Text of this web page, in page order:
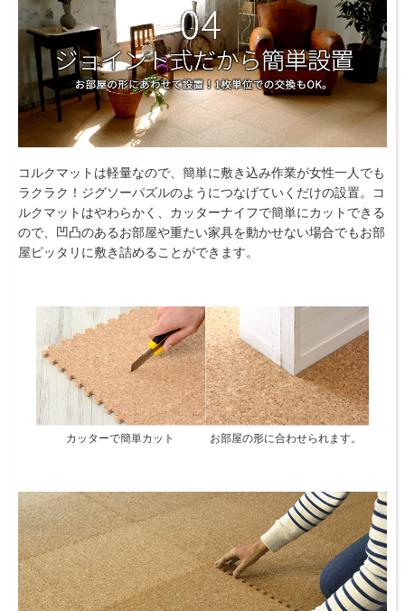
コルクマットは軽量なので、簡単に敷き込み作業が女性一人でも
ラクラク！ジグソーパズルのようにつなげていくだけの設置。コ
ルクマットはやわらかく、カッターナイフで簡単にカットできる
ので、凹凸のあるお部屋や重たい家具を動かせない場合でもお部
屋ピッタリに敷き詰めることができます。
カッターで簡単カット お部屋の形に合わせられます。